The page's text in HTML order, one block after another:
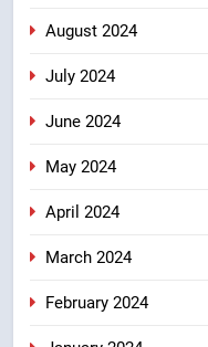
August 2024
July 2024
June 2024
May 2024
April 2024
March 2024
February 2024